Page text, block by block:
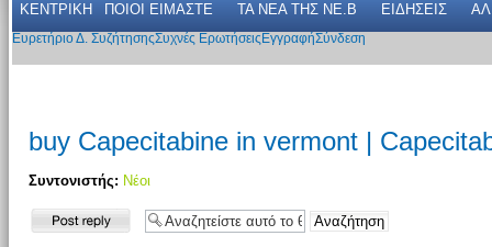
ΚΕΝΤΡΙΚΗ ΠΟΙΟΙ ΕΙΜΑΣΤΕ ΤΑ ΝΕΑ THΣ NE.B ΕΙΔΗΣΕΙΣ
Ευρετήριο Δ. ΣυζήτησηςΣυχνές Ερωτήσεις ΕγγραφήΣύνδεση
buy Capecitabine in vermont |
Συντονιστής: Νέοι
Δημιουργία
απάντησης